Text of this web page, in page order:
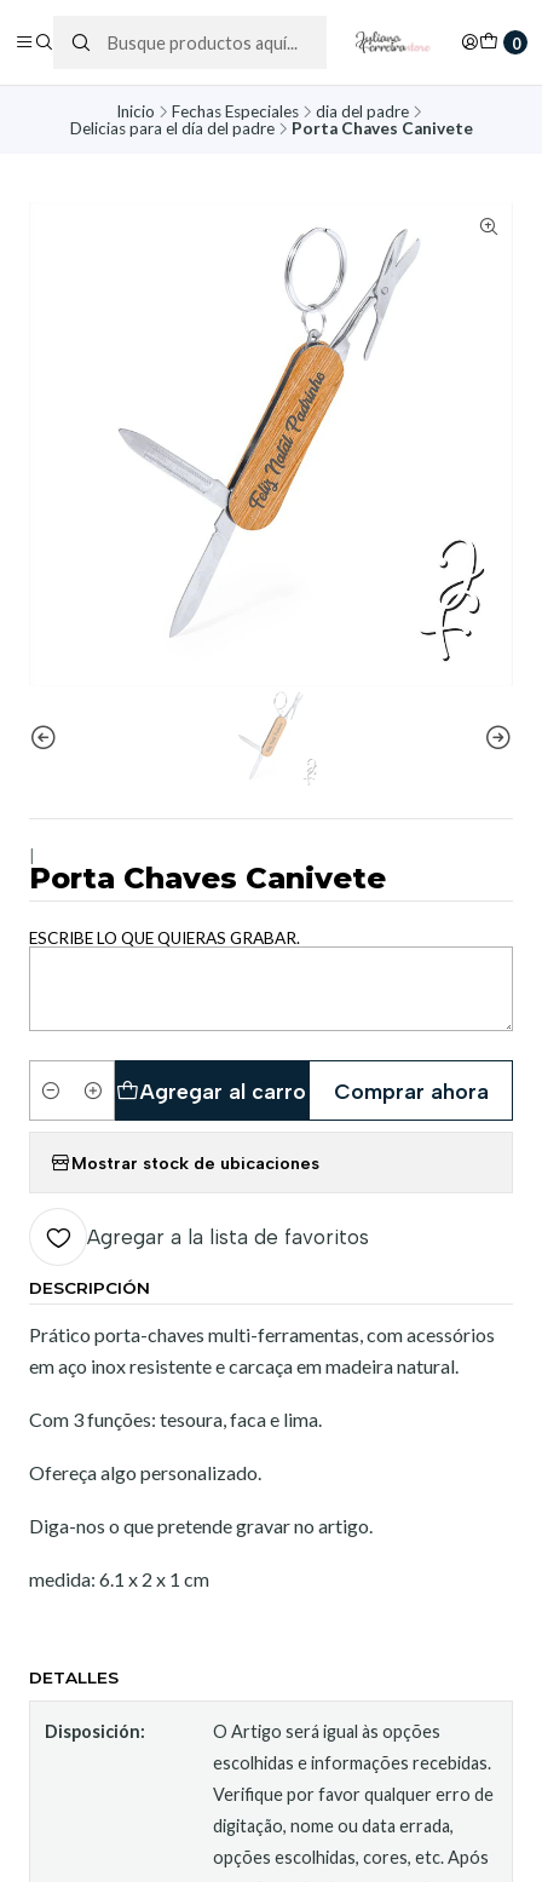
0
Inicio Fechas Especiales
dia del padre
Delicias para el día del padre
Porta Chaves Canivete
Porta Chaves Canivete
ESCRIBE LO QUE QUIERAS GRABAR.
Cantidad
Agregar al carro Comprar ahora
Mostrar stock de ubicaciones
Agregar a la lista de favoritos
DESCRIPCIÓN
Prático porta-chaves multi-ferramentas, com acessórios
em aço inox resistente e carcaça em madeira natural.
Com 3 funções: tesoura, faca e lima.
Ofereça algo personalizado.
Diga-nos o que pretende gravar no artigo.
medida: 6.1 x 2 x 1 cm
DETALLES
Disposición:
O Artigo será igual às opções
escolhidas e informações recebidas.
Verifique por favor qualquer erro de
digitação, nome ou data errada,
opções escolhidas, cores, etc. Após